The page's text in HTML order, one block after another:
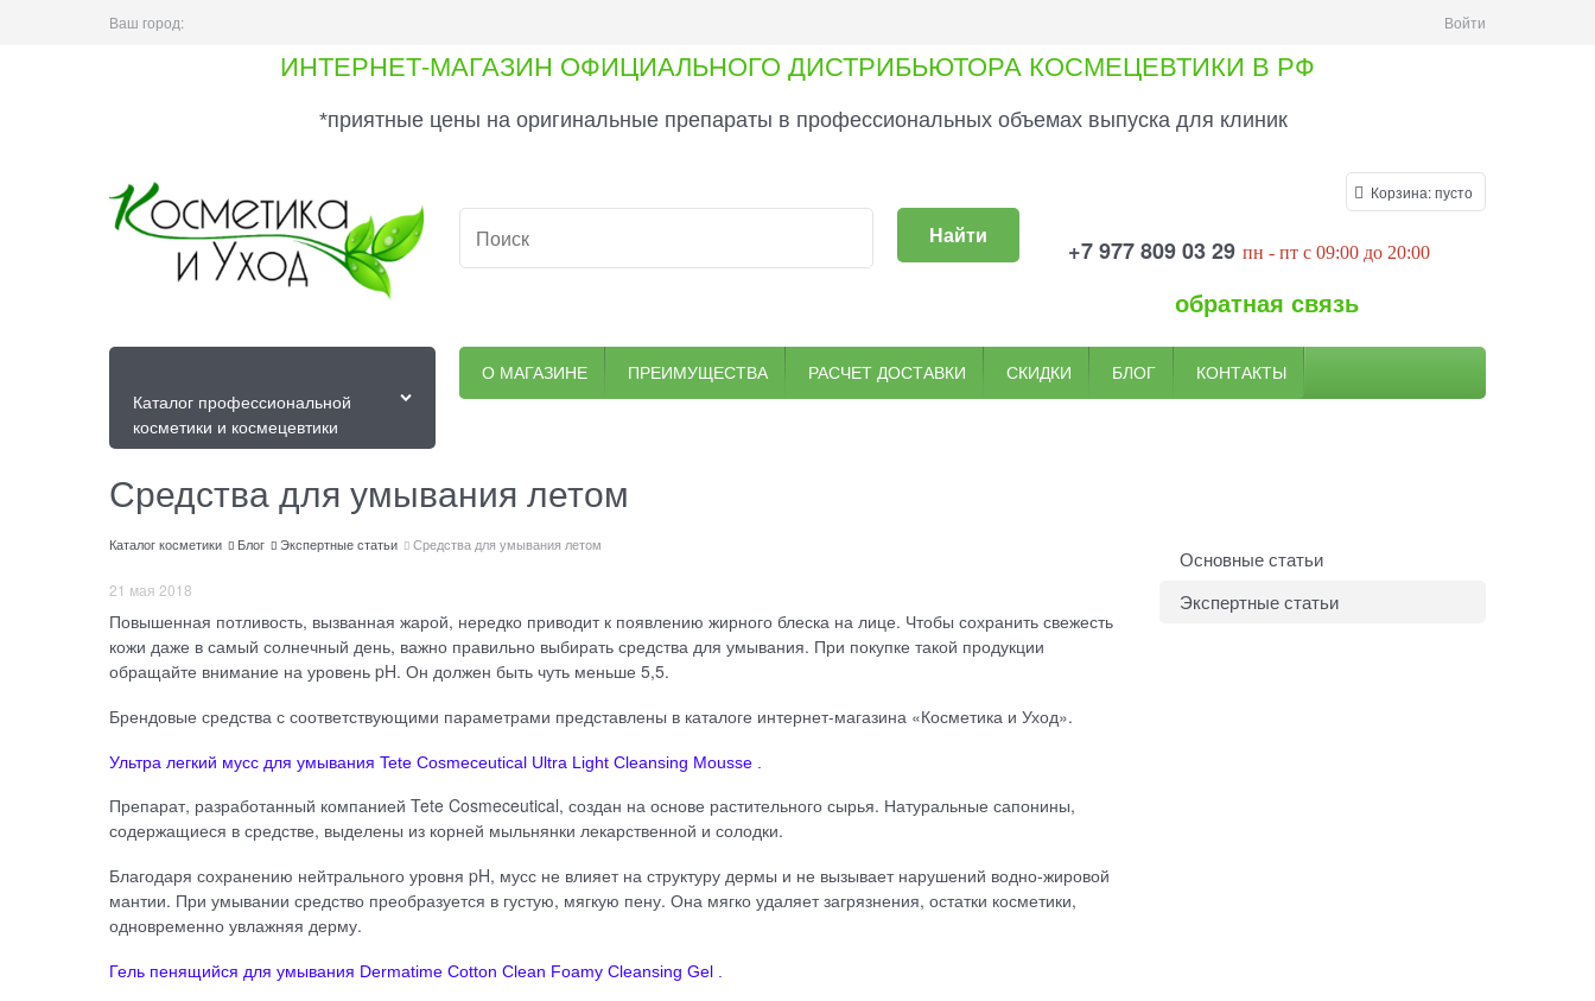
Ваш город: Войти
ИНТЕРНЕТ-МАГАЗИН ОФИЦИАЛЬНОГО ДИСТРИБЬЮТОРА КОСМЕЦЕВТИКИ В РФ
*приятные цены на оригинальные препараты в профессиональных объемах выпуска для клиник
Найти
Корзина:пусто
+7 977 809 03 29 пн - пт c 09:00 до 20:00
обратная связь
Каталог профессиональной
косметики и космецевтики
О МАГАЗИНЕ ПРЕИМУЩЕСТВА РАСЧЕТ ДОСТАВКИ СКИДКИ БЛОГ КОНТАКТЫ
Средства для умывания летом
Каталог косметики Блог Экспертные статьи Средства для умывания летом
21 мая 2018
Повышенная потливость, вызванная жарой, нередко приводит к появлению жирного блеска на лице. Чтобы сохранить свежесть
кожи даже в самый солнечный день, важно правильно выбирать средства для умывания. При покупке такой продукции
обращайте внимание на уровень pH. Он должен быть чуть меньше 5,5.
Брендовые средства с соответствующими параметрами представлены в каталоге интернет-магазина «Косметика и Уход».
Ультра легкий мусс для умывания Tete Cosmeceutical Ultra Light Cleansing Mousse .
Препарат, разработанный компанией Tete Cosmeceutical, создан на основе растительного сырья. Натуральные сапонины,
содержащиеся в средстве, выделены из корней мыльнянки лекарственной и солодки.
Благодаря сохранению нейтрального уровня pH, мусс не влияет на структуру дермы и не вызывает нарушений водно-жировой
мантии. При умывании средство преобразуется в густую, мягкую пену. Она мягко удаляет загрязнения, остатки косметики,
одновременно увлажняя дерму.
Гель пенящийся для умывания Dermatime Cotton Clean Foamy Cleansing Gel .
Основные статьи
Экспертные статьи